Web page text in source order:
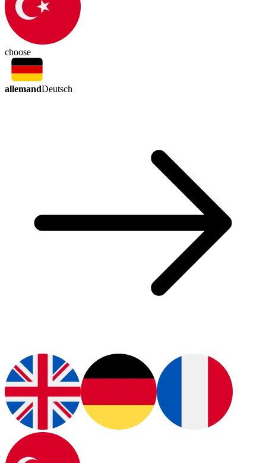
choose
allemandDeutsch